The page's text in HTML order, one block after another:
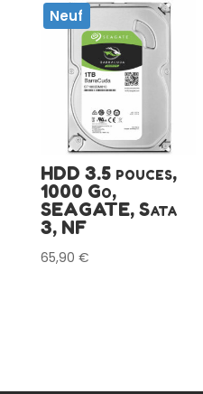
Neuf
HDD 3.5 pouces,
1000 Go,
SEAGATE, Sata
3, NF
65,90 €